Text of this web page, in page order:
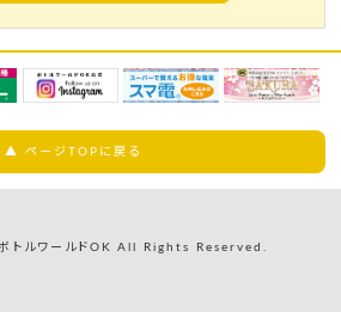
▲ ページTOPに戻る
トルワールドOK All Rights Reserved.